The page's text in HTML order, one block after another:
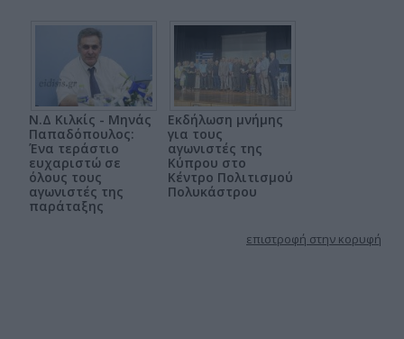
Ν.Δ Κιλκίς - Μηνάς
Παπαδόπουλος:
Ένα τεράστιο
ευχαριστώ σε
όλους τους
αγωνιστές της
παράταξης
Εκδήλωση μνήμης
για τους
αγωνιστές της
Κύπρου στο
Κέντρο Πολιτισμού
Πολυκάστρου
επιστροφή στην κορυφή